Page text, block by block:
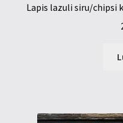
Lapis lazuli siru/chipsi